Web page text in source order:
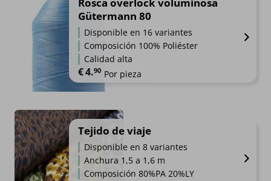
Gütermann 80
Disponible en 16 variantes
Composición 100% Poliéster
Calidad alta
€4.90 Por pieza
Tejido de viaje
Disponible en 8 variantes
Anchura 1,5 a 1,6 m
Composición 80%PA 20%LY